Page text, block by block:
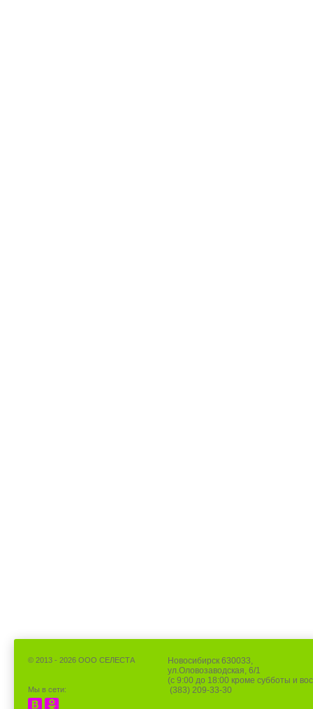
© 2013 - 2026 ООО СЕЛЕСТА
Мы в сети:
Новосибирск 630033,
ул.Оловозаводская, 6/1
(с 9:00 до 18:00 кроме субботы и
(383) 209-33-30